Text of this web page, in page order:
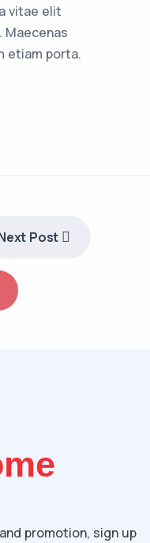
vitae elit
Maecenas
etiam porta.
Post
promotion, sign up